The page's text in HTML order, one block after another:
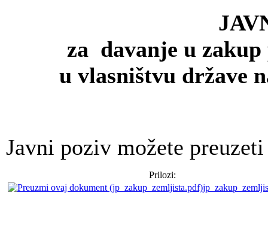
za davanje u
u vlasništvu države
Javni poziv možete
Prilozi: